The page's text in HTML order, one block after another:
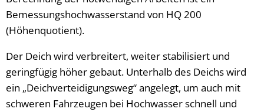
Bemessungshochwasserstand von HQ 200
(Höhenquotient).
Der Deich wird verbreitert, weiter stabilisiert und
geringfügig höher gebaut. Unterhalb des Deichs wird
ein „Deichverteidigungsweg“ angelegt, um auch mit
schweren Fahrzeugen bei Hochwasser schnell und